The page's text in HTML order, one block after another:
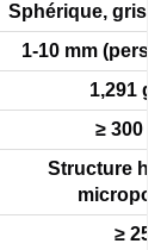
Sphérique, gris
1-10 mm
1,291 g/
≥ 300
Structure
≥ 25%